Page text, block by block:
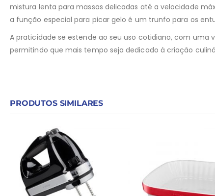
mistura lenta para massas delicadas até a velocidade
a função especial para picar gelo é um trunfo para os
A praticidade se estende ao seu uso cotidiano, com uma
permitindo que mais tempo seja dedicado à criação
PRODUTOS SIMILARES